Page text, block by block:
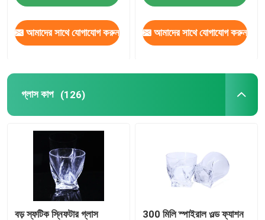
আমাদের সাথে যোগাযোগ করুন আমাদের সাথে যোগাযোগ করুন
গ্লাস কাপ (126)
বড় স্ফটিক স্নিফটার গ্লাস
300 মিলি স্পাইরাল ওল্ড ফ্যাশন